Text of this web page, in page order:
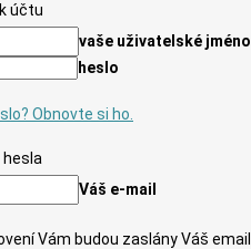
účtu
vaše uživatelské jméno
heslo
Obnovte si ho.
hesla
Váš e-mail
Vám budou zaslány Váš email